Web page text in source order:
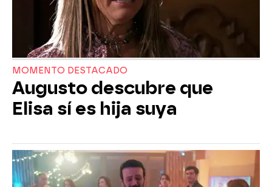
MOMENTO DESTACADO
Augusto descubre que
Elisa sí es hija suya